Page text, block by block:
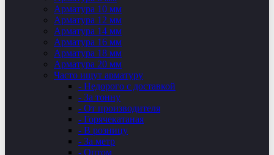
Арматура 10 мм
Арматура 12 мм
Арматура 14 мм
Арматура 16 мм
Арматура 18 мм
Арматура 20 мм
Часто ищут арматуру
- Недорого с доставкой
- За тонну
- От производителя
- Горячекатаная
- В розницу
- За метр
- Оптом